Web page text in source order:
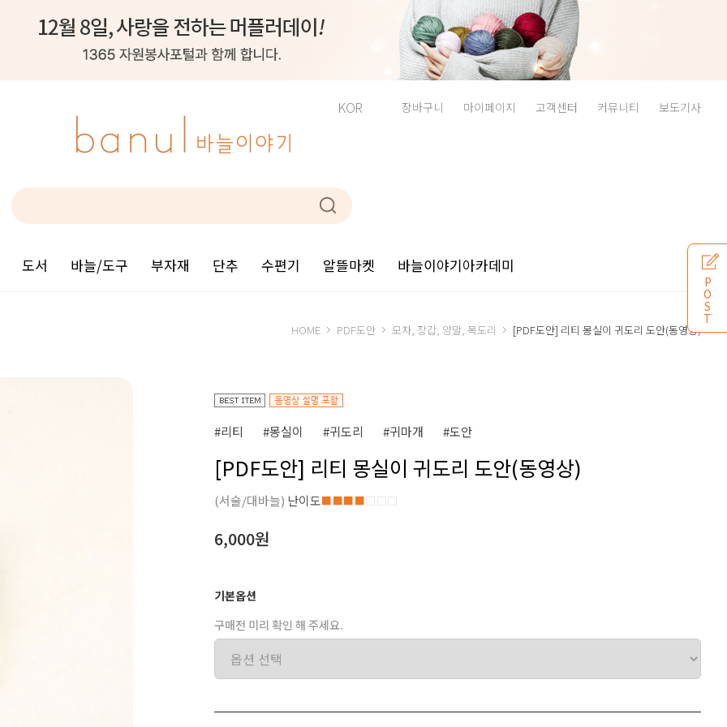
KOR 장바구니 마이페이지 고객센터 커뮤니티 보도기사
도서 바늘/도구 부자재 단추 수편기 알뜰마켓 바늘이야기아카데미
HOME PDF도안 모자, 장갑, 양말, 목도리 [PDF도안] 리티 몽실이 귀도리 도안(동영상)
#리티 #몽실이 #귀도리 #귀마개 #도안
[PDF도안] 리티 몽실이 귀도리 도안(동영상)
(서술/대바늘) 난이도■■■■□□□
6,000원
기본옵션
구매전 미리 확인 해 주세요.
P
O
S
T